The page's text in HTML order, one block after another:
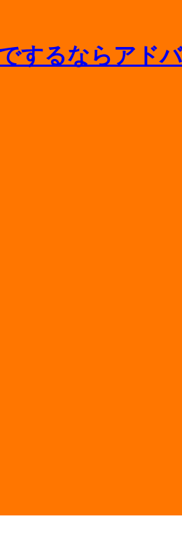
用はいくら？ユニットバスの寿命
！実現できる間取り変更や水回
？種類別の価格相場や追加料金が
もらえる？対象条件・申請手順と
！決算在庫処分セール開催｜人気
まいる博」開催！
の便座交換は可能？組み合わせ便
しない！建て替えとの違いや費用
の断熱リフォームと補助金のはな
まで可能？メリット・失敗リスク